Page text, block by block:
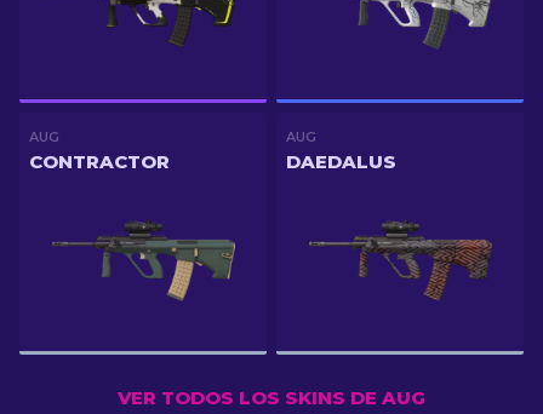
AUG
CONTRACTOR
AUG
DAEDALUS
VER TODOS LOS SKINS DE AUG